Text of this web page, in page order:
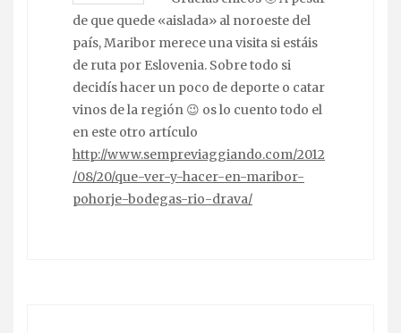
de que quede «aislada» al noroeste del
país, Maribor merece una visita si estáis
de ruta por Eslovenia. Sobre todo si
decidís hacer un poco de deporte o catar
vinos de la región 😉 os lo cuento todo el
en este otro artículo
http://www.sempreviaggiando.com/2012
/08/20/que-ver-y-hacer-en-maribor-
pohorje-bodegas-rio-drava/